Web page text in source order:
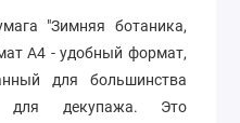
"Зимняя ботаника,
А4 - удобный формат,
для большинства
для декупажа. Это